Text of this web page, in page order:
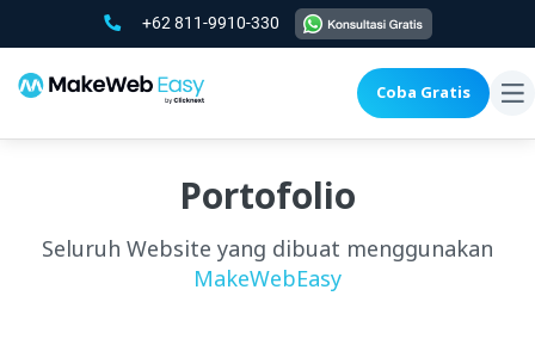
+62 811-9910-330
Coba Gratis
Portofolio
Seluruh Website yang dibuat menggunakan
MakeWebEasy